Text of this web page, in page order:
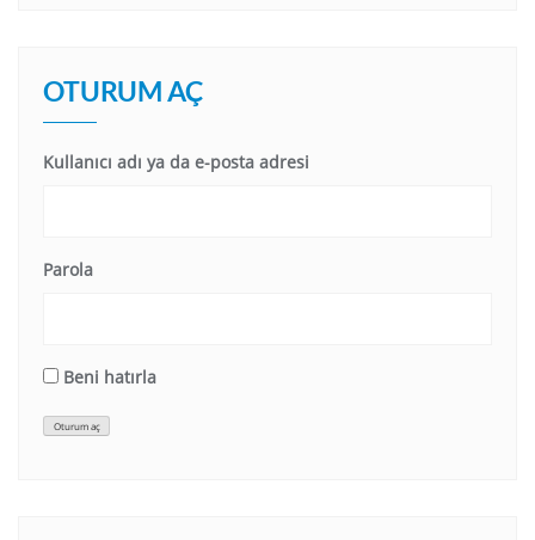
OTURUM AÇ
Kullanıcı adı ya da e-posta adresi
Parola
Beni hatırla
Oturum aç